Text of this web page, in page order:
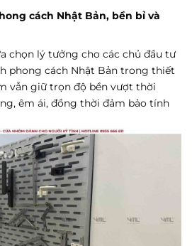
cách Nhật Bản, bền bỉ và
chọn lý tưởng cho các chủ đầu tư
phong cách Nhật Bản trong thiết
vẫn giữ trọn độ bền vượt thời
êm ái, đồng thời đảm bảo tính